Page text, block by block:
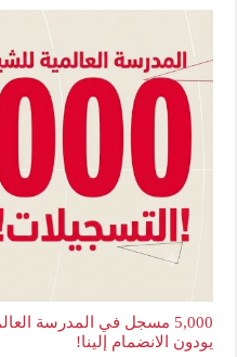
يودون الانضمام إلينا!